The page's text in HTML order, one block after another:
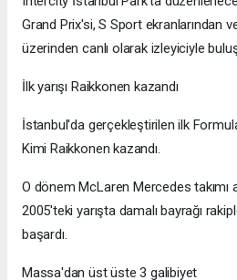
Grand Prix'si, S Sport ekranlarından
üzerinden canlı olarak izleyiciyle
İlk yarışı Raikkonen kazandı
İstanbul'da gerçekleştirilen ilk Formula
Kimi Raikkonen kazandı.
O dönem McLaren Mercedes takımı
2005'teki yarışta damalı bayrağı
başardı.
Massa'dan üst üste 3 galibiyet